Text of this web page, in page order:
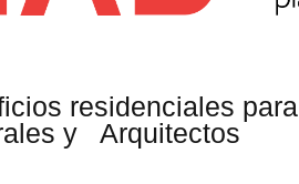
residenciales para
y Arquitectos